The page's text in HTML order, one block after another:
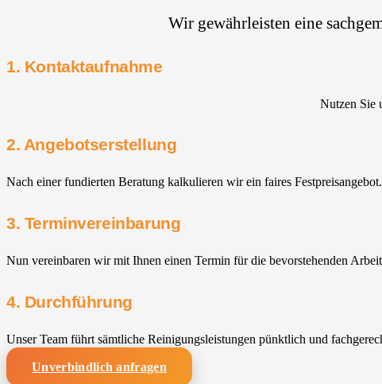
Wir gewährleisten eine
1. Kontaktaufnahme
Nutzen Sie
2. Angebotserstellung
Nach einer fundierten Beratung kalkulieren wir ein faires Festpreisangebot.
3. Terminvereinbarung
Nun vereinbaren wir mit Ihnen einen Termin für die bevorstehenden
4. Durchführung
Unser Team führt sämtliche Reinigungsleistungen pünktlich und
Unverbindlich anfragen